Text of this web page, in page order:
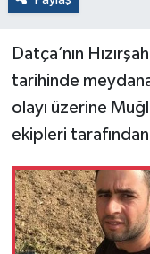
Datça’nın
tarihinde
olayı üzerine
ekipleri